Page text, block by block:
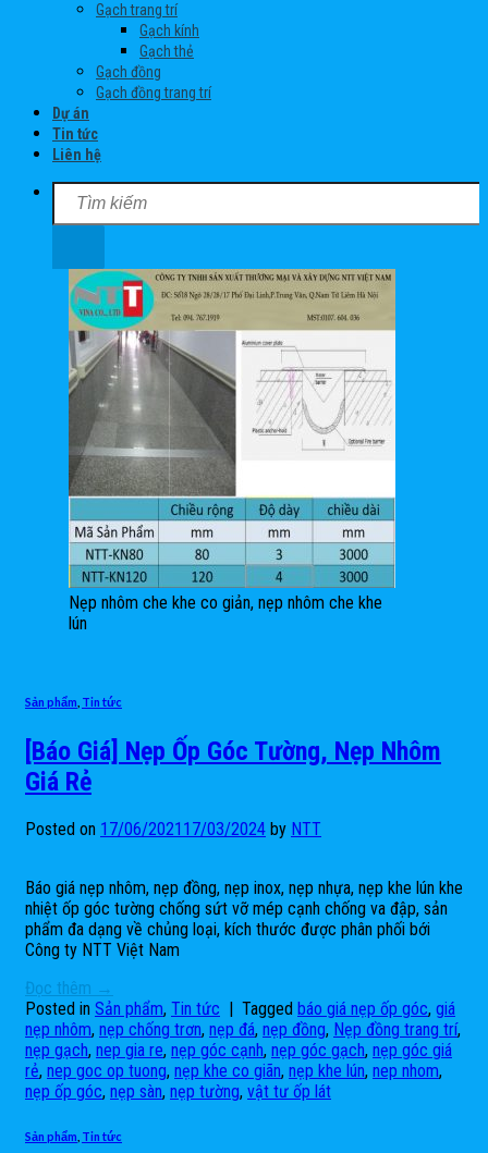
Gạch trang trí
Gạch kính
Gạch thẻ
Gạch đồng
Gạch đồng trang trí
Dự án
Tin tức
Liên hệ
Nẹp nhôm che khe co giản, nẹp nhôm che khe
lún
Sản phẩm Tin tức
[Báo Giá] Nẹp Ốp Góc Tường, Nẹp Nhôm
Giá Rẻ
Posted on 17/06/2021 17/03/2024 by NTT
Báo giá nẹp nhôm, nẹp đồng, nẹp inox, nẹp nhựa, nẹp khe lún khe
nhiệt ốp góc tường chống sứt vỡ mép cạnh chống va đập, sản
phẩm đa dạng về chủng loại, kích thước được phân phối bới
Công ty NTT Việt Nam
Đọc thêm →
Posted in Sản phẩm, Tin tức | Tagged báo giá nẹp ốp góc, giá
nẹp nhôm, nẹp chống trơn, nẹp đá, nẹp đồng, Nẹp đồng trang trí,
nẹp gạch, nep gia re, nẹp góc cạnh, nẹp góc gạch, nẹp góc giá
rẻ, nep goc op tuong, nẹp khe co giãn, nẹp khe lún, nep nhom,
nẹp ốp góc, nẹp sàn, nẹp tường, vật tư ốp lát
Sản phẩm Tin tức